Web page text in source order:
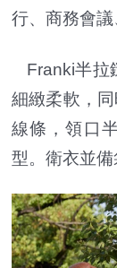
行、商務會議
Franki半拉
細緻柔軟，
線條，領口
型。衛衣並備